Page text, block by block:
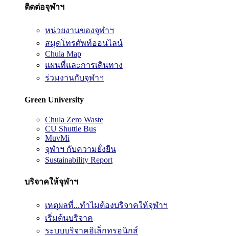
ติดต่อจุฬาฯ
หน่วยงานของจุฬาฯ
สมุดโทรศัพท์ออนไลน์
Chula Map
แผนที่และการเดินทาง
ร่วมงานกับจุฬาฯ
Green University
Chula Zero Waste
CU Shuttle Bus
MuvMi
จุฬาฯ กับความยั่งยืน
Sustainability Report
บริจาคให้จุฬาฯ
เหตุผลที่...ทำไมต้องบริจาคให้จุฬาฯ
เริ่มต้นบริจาค
ระบบบริจาคอิเล็กทรอนิกส์